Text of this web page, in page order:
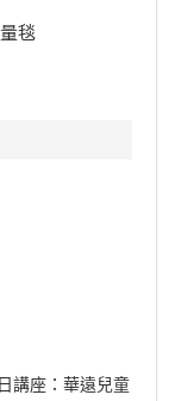
毯
講座：華遠兒童